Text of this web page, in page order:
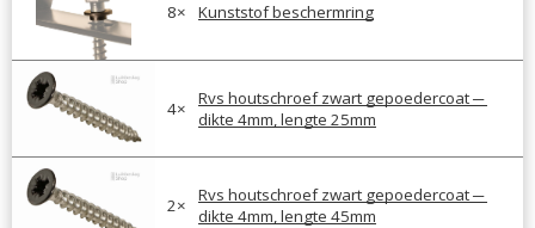
8× Kunststof beschermring
4×
Rvs houtschroef zwart gepoedercoat ─
dikte 4mm, lengte 25mm
2×
Rvs houtschroef zwart gepoedercoat ─
dikte 4mm, lengte 45mm